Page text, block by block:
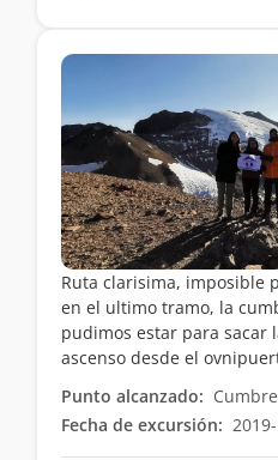
Ruta clarisima, imposible
en el ultimo tramo, la
pudimos estar para sacar
ascenso desde el
Punto alcanzado: Cumbre
Fecha de excursión: